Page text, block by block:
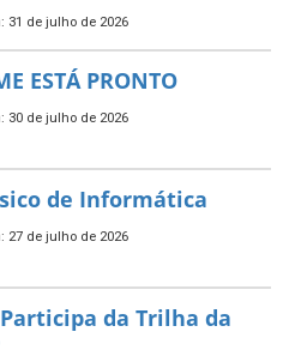
31 de julho de 2026
ESTÁ PRONTO
30 de julho de 2026
de Informática
27 de julho de 2026
da Trilha da